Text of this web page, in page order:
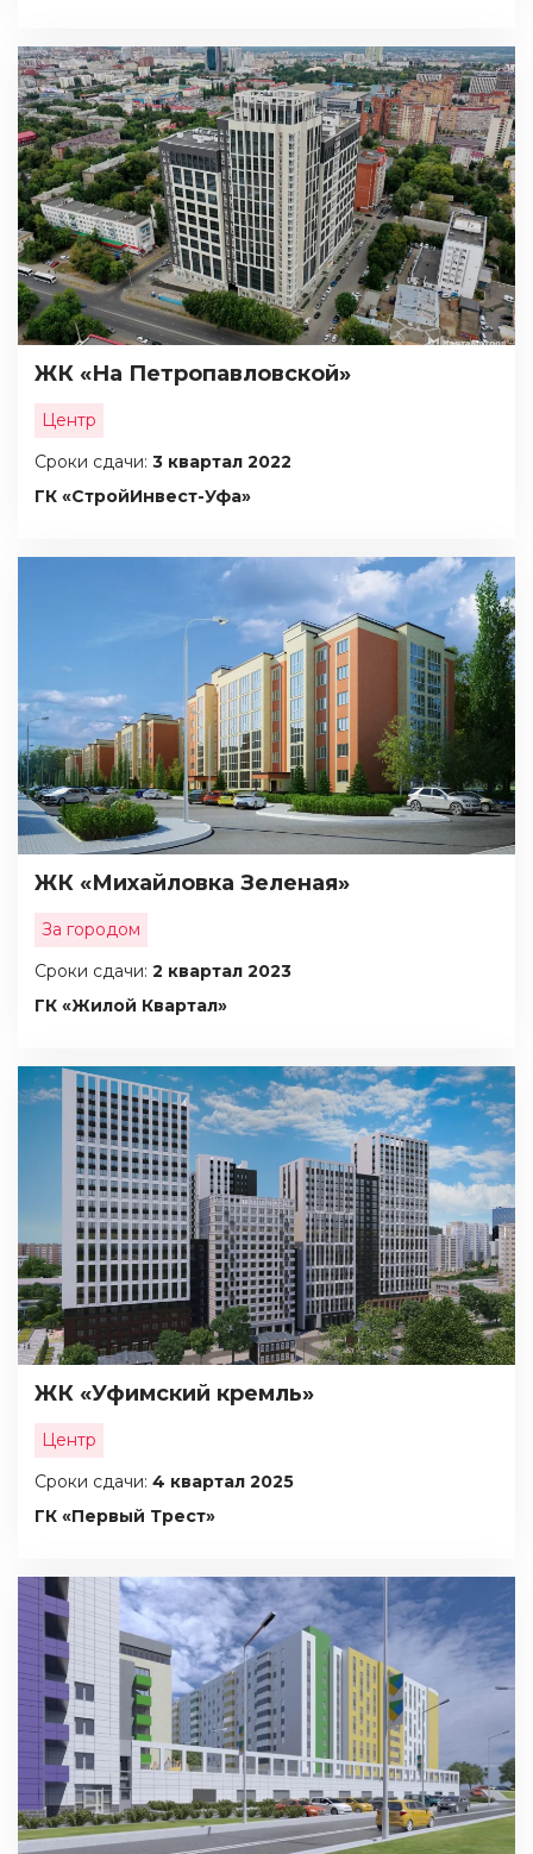
ЖК «На Петропавловской»
Центр
Сроки сдачи: 3 квартал 2022
ГК «СтройИнвест-Уфа»
ЖК «Михайловка Зеленая»
За городом
Сроки сдачи: 2 квартал 2023
ГК «Жилой Квартал»
ЖК «Уфимский кремль»
Центр
Сроки сдачи: 4 квартал 2025
ГК «Первый Трест»